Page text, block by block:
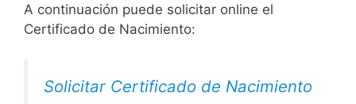
A continuación puede solicitar online el
Certificado de Nacimiento:
Solicitar Certificado de Nacimiento